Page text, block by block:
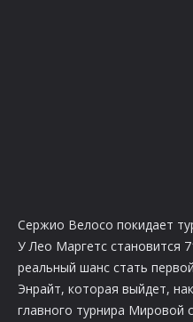
Сержио Велосо покидает
У Лео Маргетс становится
реальный шанс стать
Энрайт, которая выйдет,
главного турнира Мировой